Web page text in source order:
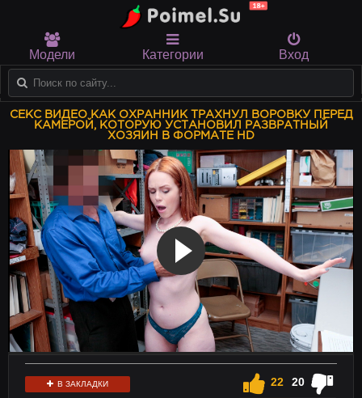
Модели Категории Вход
СЕКС ВИДЕО КАК ОХРАННИК ТРАХНУЛ ВОРОВКУ ПЕРЕД
КАМЕРОЙ, КОТОРУЮ УСТАНОВИЛ РАЗВРАТНЫЙ
ХОЗЯИН В ФОРМАТЕ HD
В ЗАКЛАДКИ 22 20